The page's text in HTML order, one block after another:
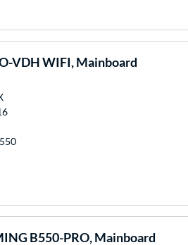
VDH WIFI, Mainboard
B550-PRO, Mainboard